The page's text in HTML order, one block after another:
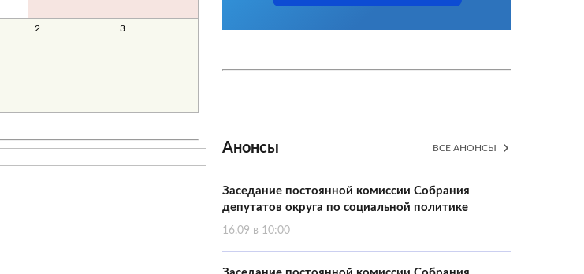
2 3
Анонсы ВСЕ АНОНСЫ
Заседание постоянной комиссии Собрания
депутатов округа по социальной политике
16.09 в 10:00